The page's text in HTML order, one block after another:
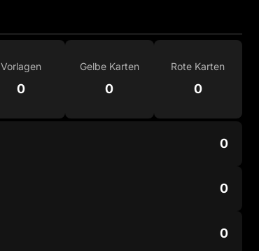
Vorlagen
0
Gelbe Karten
0
Rote Karten
0
0
0
0